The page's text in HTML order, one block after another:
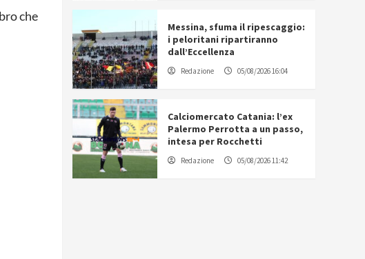
che
Messina, sfuma il ripescaggio:
i peloritani ripartiranno
dall’Eccellenza
Redazione 05/08/2026 16:04
Calciomercato Catania: l’ex
Palermo Perrotta a un passo,
intesa per Rocchetti
Redazione 05/08/2026 11:42